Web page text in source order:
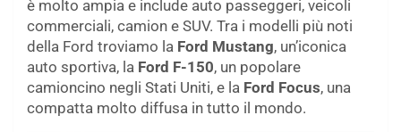
è molto ampia e include auto passeggeri, veicoli
commerciali, camion e SUV. Tra i modelli più noti
della Ford troviamo la Ford Mustang, un’iconica
auto sportiva, la Ford F-150, un popolare
camioncino negli Stati Uniti, e la Ford Focus, una
compatta molto diffusa in tutto il mondo.